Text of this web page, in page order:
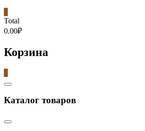
Total
0.00₽
Корзина
Catalog
Каталог товаров